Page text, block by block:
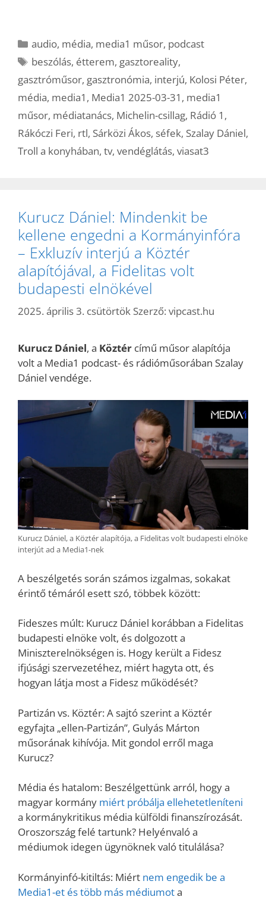
Kategória
audio, média, media1 műsor, podcast
Címkék
beszólás, étterem, gasztoreality,
gasztróműsor, gasztronómia, interjú, Kolosi Péter,
média, media1 , Media1 2025-03-31 , media1
műsor, médiatanács, Michelin-csillag, Rádió 1 ,
Rákóczi Feri, rtl, Sárközi Ákos, séfek, Szalay Dániel,
Troll a konyhában, tv, vendéglátás, viasat3
Kurucz Dániel: Mindenkit be
kellene engedni a Kormányinfóra
– Exkluzív interjú a Köztér
alapítójával, a Fidelitas volt
budapesti elnökével
2025. április 3. csütörtök Szerző: vipcast.hu
Kurucz Dániel, a Köztér című műsor alapítója
volt a Media1 podcast- és rádióműsorában Szalay
Dániel vendége.
Kurucz Dániel, a Köztér alapítója, a Fidelitas volt budapesti elnöke
interjút ad a Media1-nek
A beszélgetés során számos izgalmas, sokakat
érintő témáról esett szó, többek között:
Fideszes múlt: Kurucz Dániel korábban a Fidelitas
budapesti elnöke volt, és dolgozott a
Miniszterelnökségen is. Hogy került a Fidesz
ifjúsági szervezetéhez, miért hagyta ott, és
hogyan látja most a Fidesz működését?
Partizán vs. Köztér: A sajtó szerint a Köztér
egyfajta „ellen-Partizán”, Gulyás Márton
műsorának kihívója. Mit gondol erről maga
Kurucz?
Média és hatalom: Beszélgettünk arról, hogy a
magyar kormány miért próbálja ellehetetleníteni
a kormánykritikus média külföldi finanszírozását.
Oroszország felé tartunk? Helyénvaló a
médiumok idegen ügynöknek való titulálása?
Kormányinfó-kitiltás: Miért nem engedik be a
Media1-et és több más médiumota